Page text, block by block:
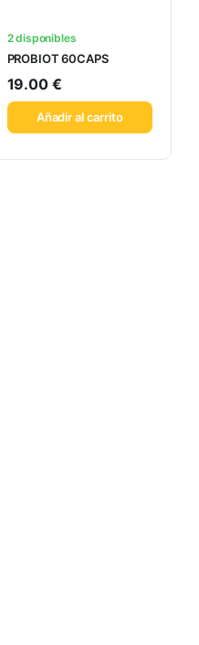
2 disponibles
PROBIOT 60CAPS
19.00 €
Añadir al carrito